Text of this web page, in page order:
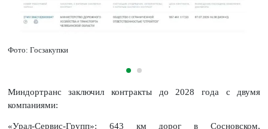
Фото: Госзакупки
Миндортранс заключил контракты до 2028 года с двумя
компаниями:
«Урал-Сервис-Групп»: 643 км дорог в Сосновском,